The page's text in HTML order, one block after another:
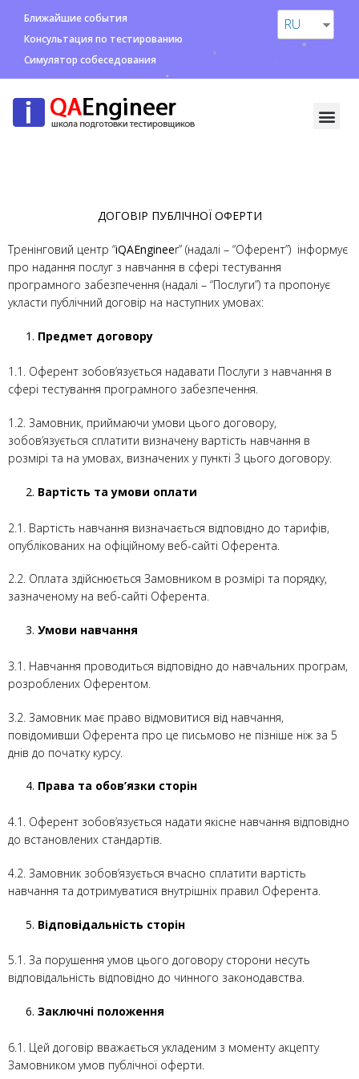
Ближайшие события
Консультация по тестированию
Симулятор собеседования
RU
ДОГОВІР ПУБЛІЧНОЇ ОФЕРТИ
Тренінговий центр “iQAEngineer” (надалі – “Оферент”) інформує
про надання послуг з навчання в сфері тестування
програмного забезпечення (надалі – “Послуги”) та пропонує
укласти публічний договір на наступних умовах:
Предмет договору
1.1. Оферент зобов’язується надавати Послуги з навчання в
сфері тестування програмного забезпечення.
1.2. Замовник, приймаючи умови цього договору,
зобов’язується сплатити визначену вартість навчання в
розмірі та на умовах, визначених у пункті 3 цього договору.
Вартість та умови оплати
2.1. Вартість навчання визначається відповідно до тарифів,
опублікованих на офіційному веб-сайті Оферента.
2.2. Оплата здійснюється Замовником в розмірі та порядку,
зазначеному на веб-сайті Оферента.
Умови навчання
3.1. Навчання проводиться відповідно до навчальних програм,
розроблених Оферентом.
3.2. Замовник має право відмовитися від навчання,
повідомивши Оферента про це письмово не пізніше ніж за 5
днів до початку курсу.
Права та обов’язки сторін
4.1. Оферент зобов’язується надати якісне навчання відповідно
до встановлених стандартів.
4.2. Замовник зобов’язується вчасно сплатити вартість
навчання та дотримуватися внутрішніх правил Оферента.
Відповідальність сторін
5.1. За порушення умов цього договору сторони несуть
відповідальність відповідно до чинного законодавства.
Заключні положення
6.1. Цей договір вважається укладеним з моменту акцепту
Замовником умов публічної оферти.